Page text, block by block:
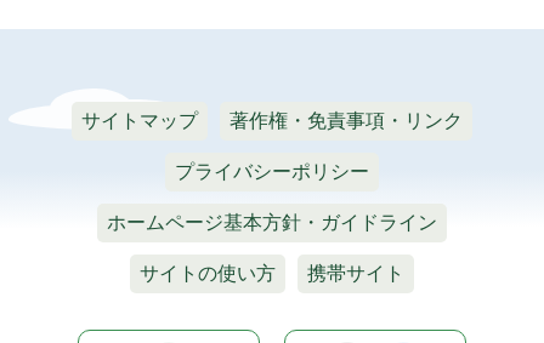
サイトマップ 著作権・免責事項・リンク
プライバシーポリシー
ホームページ基本方針・ガイドライン
サイトの使い方 携帯サイト